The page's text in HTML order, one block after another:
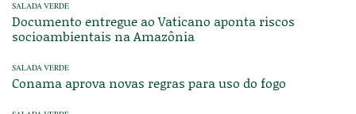
SALADA VERDE
Documento entregue ao Vaticano aponta riscos
socioambientais na Amazônia
SALADA VERDE
Conama aprova novas regras para uso do fogo